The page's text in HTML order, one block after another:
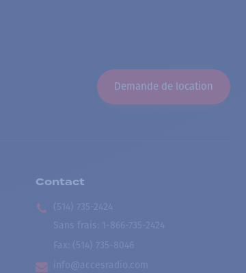
Demande de location
Contact
(514) 735-2424
Sans frais
1-866-735-2424
Fax: (514) 735-8046
info@accesradio.com